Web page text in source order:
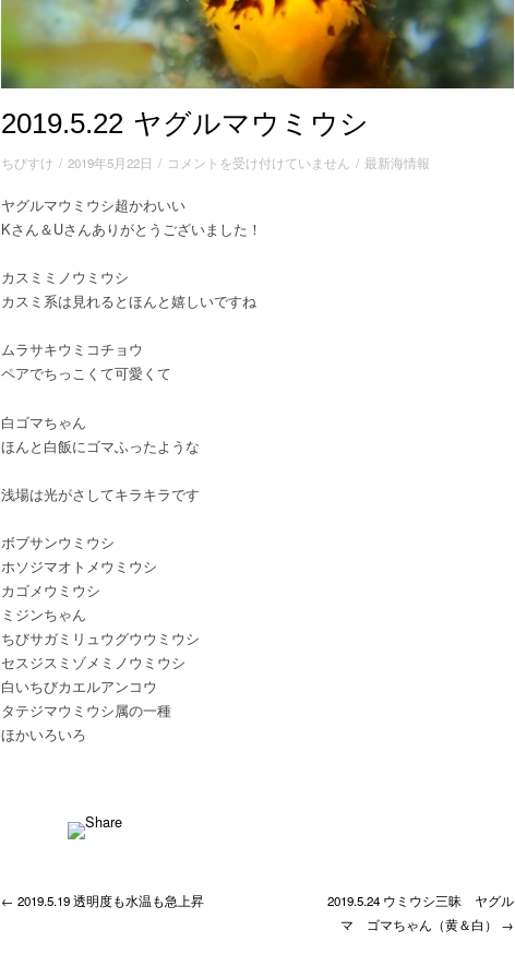
2019.5.22 ヤグルマウミウシ
ちびすけ / 2019年5月22日 / 2019.5.22
グ
ル
ミ
ウ
コメントを受け付けていません / 最新海情報
ヤグルマウミウシ超かわいい
Kさん＆Uさんありがとうございました！
カスミミノウミウシ
カスミ系は見れるとほんと嬉しいですね
ムラサキウミコチョウ
ペアでちっこくて可愛くて
白ゴマちゃん
ほんと白飯にゴマふったような
浅場は光がさしてキラキラです
ボブサンウミウシ
ホソジマオトメウミウシ
カゴメウミウシ
ミジンちゃん
ちびサガミリュウグウウミウシ
セスジスミゾメミノウミウシ
白いちびカエルアンコウ
タテジマウミウシ属の一種
ほかいろいろ
← 2019.5.19 透明度も水温も急上昇
2019.5.24 ウミウシ三昧 ヤグル
マ ゴマちゃん（黄＆白） →